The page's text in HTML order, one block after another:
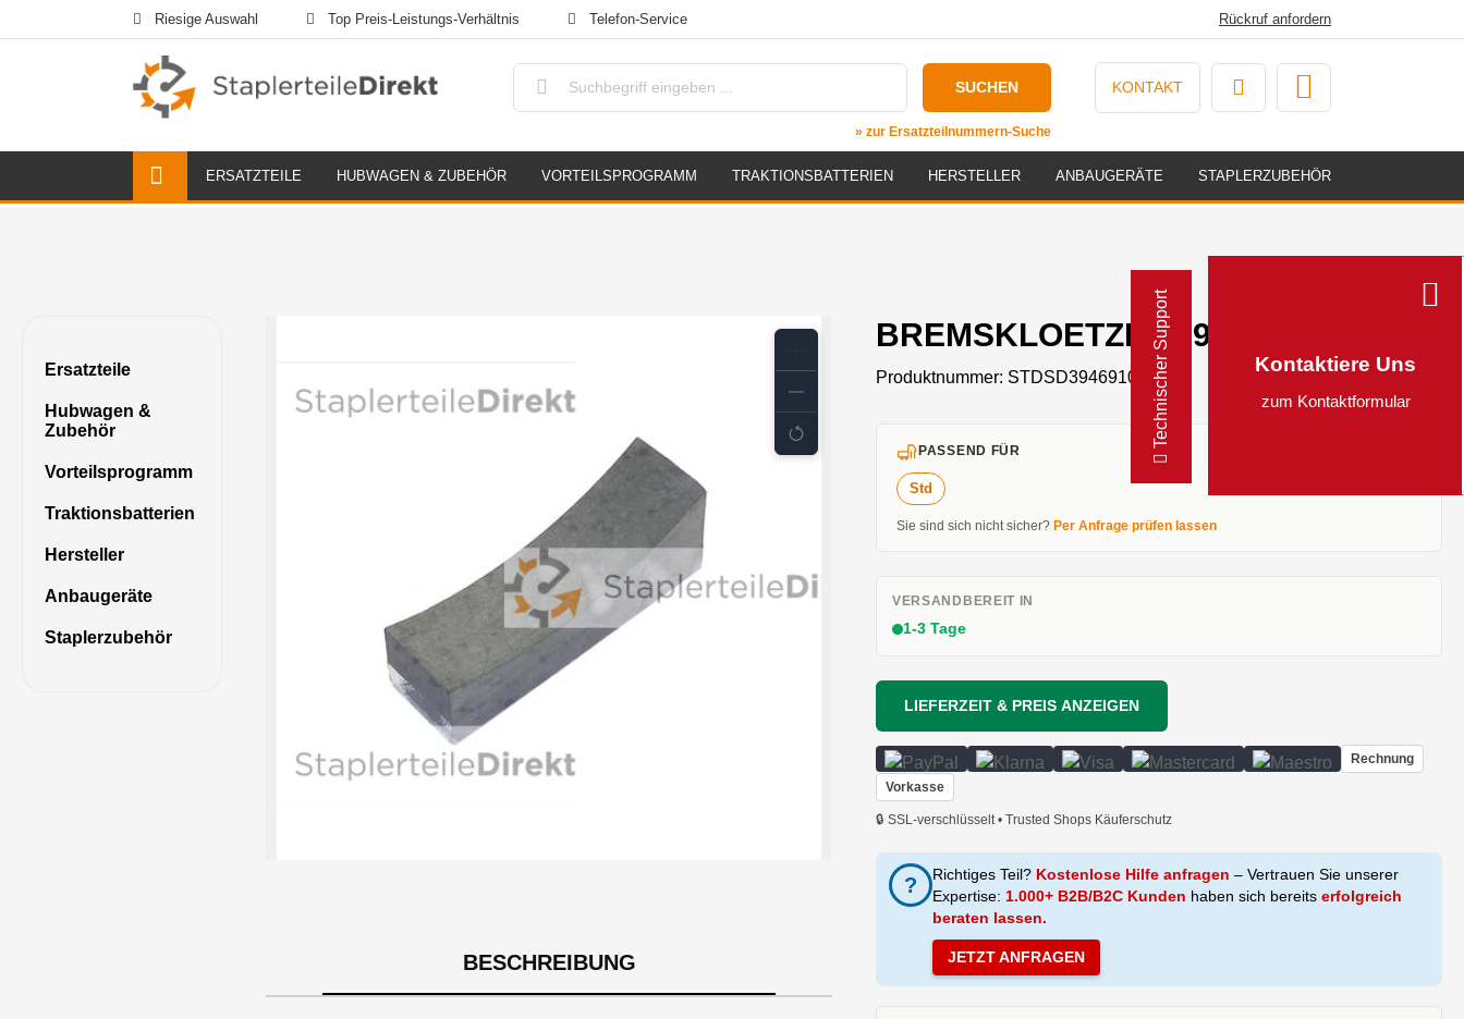
Riesige Auswahl Top Preis-Leistungs-Verhältnis Telefon-Service Rückruf anfordern
Technischer Support Kontaktiere Uns
zum Kontaktformular
SUCHEN
» zur Ersatzteilnummern-Suche
KONTAKT
ERSATZTEILE HUBWAGEN & ZUBEHÖR VORTEILSPROGRAMM TRAKTIONSBATTERIEN HERSTELLER ANBAUGERÄTE STAPLERZUBEHÖR
Ersatzteile
Hubwagen &
Zubehör
Vorteilsprogramm
Traktionsbatterien
Hersteller
Anbaugeräte
Staplerzubehör
BESCHREIBUNG
BREMSKLOETZE - 3946910
Produktnummer: STDSD3946910
PASSEND FÜR
Std
Sie sind sich nicht sicher? Per Anfrage prüfen lassen
VERSANDBEREIT IN
1-3 Tage
LIEFERZEIT & PREIS ANZEIGEN
Rechnung
Vorkasse
🔒 SSL-verschlüsselt • Trusted Shops Käuferschutz
? Richtiges Teil? Kostenlose Hilfe anfragen – Vertrauen Sie unserer
Expertise: 1.000+ B2B/B2C Kunden haben sich bereits erfolgreich
beraten lassen.
JETZT ANFRAGEN